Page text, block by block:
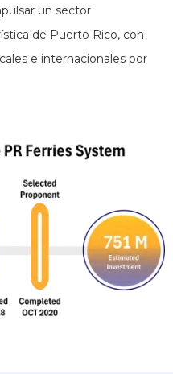
un sector
de Puerto Rico, con
e internacionales por